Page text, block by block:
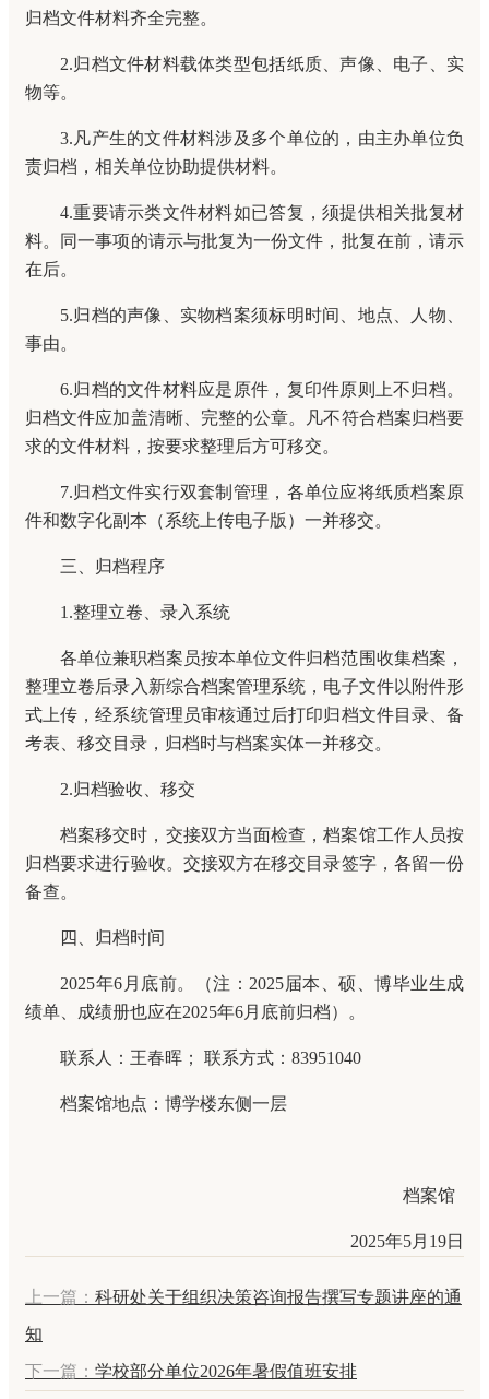
归档文件材料齐全完整。
2.归档文件材料载体类型包括纸质、声像、电子、实
物等。
3.凡产生的文件材料涉及多个单位的，由主办单位负
责归档，相关单位协助提供材料。
4.重要请示类文件材料如已答复，须提供相关批复材
料。同一事项的请示与批复为一份文件，批复在前，请示
在后。
5.归档的声像、实物档案须标明时间、地点、人物、
事由。
6.归档的文件材料应是原件，复印件原则上不归档。
归档文件应加盖清晰、完整的公章。凡不符合档案归档要
求的文件材料，按要求整理后方可移交。
7.归档文件实行双套制管理，各单位应将纸质档案原
件和数字化副本（系统上传电子版）一并移交。
三、归档程序
1.整理立卷、录入系统
各单位兼职档案员按本单位文件归档范围收集档案，
整理立卷后录入新综合档案管理系统，电子文件以附件形
式上传，经系统管理员审核通过后打印归档文件目录、备
考表、移交目录，归档时与档案实体一并移交。
2.归档验收、移交
档案移交时，交接双方当面检查，档案馆工作人员按
归档要求进行验收。交接双方在移交目录签字，各留一份
备查。
四、归档时间
2025年6月底前。（注：2025届本、硕、博毕业生成
绩单、成绩册也应在2025年6月底前归档）。
联系人：王春晖； 联系方式：83951040
档案馆地点：博学楼东侧一层
档案馆
2025年5月19日
上一篇： 科研处关于组织决策咨询报告撰写专题讲座的通
知
下一篇： 学校部分单位2026年暑假值班安排